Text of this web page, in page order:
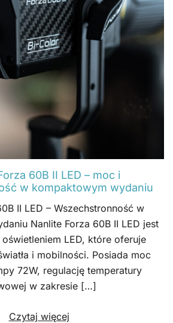
60B II LED – moc i
w kompaktowym wydaniu
II LED – Wszechstronność w
Nanlite Forza 60B II LED jest
LED, które oferuje
i mobilności. Posiada moc
72W, regulację temperatury
w zakresie […]
Czytaj więcej